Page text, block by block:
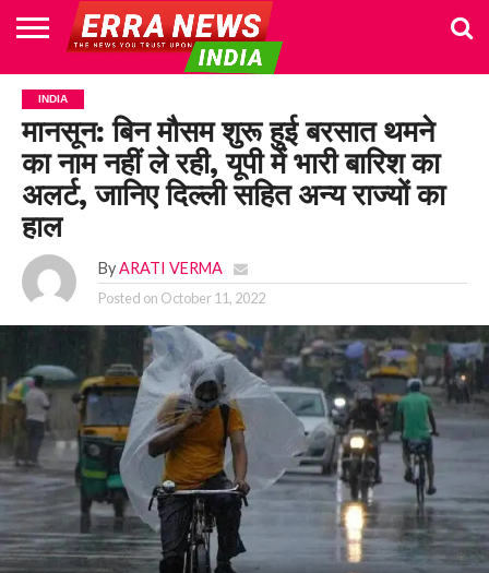
HOME
POLITICS
NEWS
BUSINESS
CULTURE
NATIONAL
SPORTS
LIFESTYLE
TRAVEL
OPINION
BREAKING
NEWS
ENTERTAINMENT
WORLD
CRIME
JOIN
US
INDIA
मानसून: बिन मौसम शुरू हुई बरसात थमने
का नाम नहीं ले रही, यूपी में भारी बारिश का
अलर्ट, जानिए दिल्ली सहित अन्य राज्यों का
हाल
By ARATI VERMA
Posted on October 11, 2022